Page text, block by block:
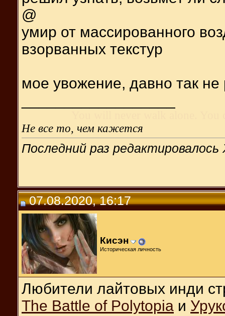
@
умир от массированного
взорванных текстур
мое увожение, давно так
Не все то, чем кажется
Последний раз
07.08.2020, 16:17
Кисэн
Историческая личность
Любители лайтовых инди
The Battle of Polytopia и